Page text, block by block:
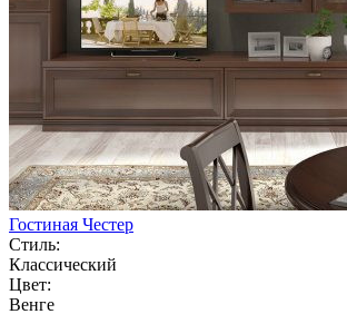
Гостиная Честер
Стиль:
Классический
Цвет:
Венге